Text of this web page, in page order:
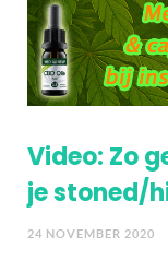
Video: Zo
je stoned/
24 NOVEMBER 2020